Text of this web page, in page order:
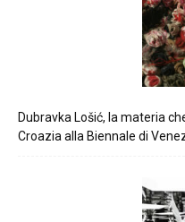
Dubravka Lošić, la materia
Croazia alla Biennale di